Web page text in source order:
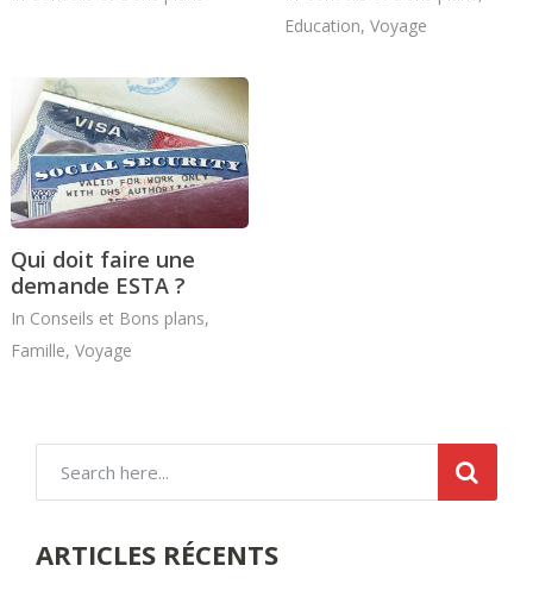
Education, Voyage
Qui doit faire une
demande ESTA ?
In Conseils et Bons plans,
Famille, Voyage
ARTICLES RÉCENTS